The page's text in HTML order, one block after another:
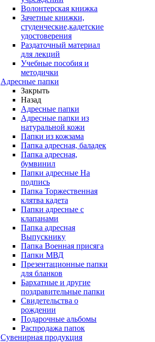
Волонтерская книжка
Зачетные книжки,
студенческие,кадетские
удостоверения
Раздаточный материал
для лекций
Учебные пособия и
методички
Адресные папки
Закрыть
Назад
Адресные папки
Адресные папки из
натуральной кожи
Папки из кожзама
Папка адресная, баладек
Папка адресная,
бумвинил
Папки адресные На
подпись
Папка Торжественная
клятва кадета
Папки адресные с
клапанами
Папка адресная
Выпускнику
Папка Военная присяга
Папки МВД
Презентационные папки
для бланков
Бархатные и другие
поздравительные папки
Свидетельства о
рождении
Подарочные альбомы
Распродажа папок
Сувенирная продукция